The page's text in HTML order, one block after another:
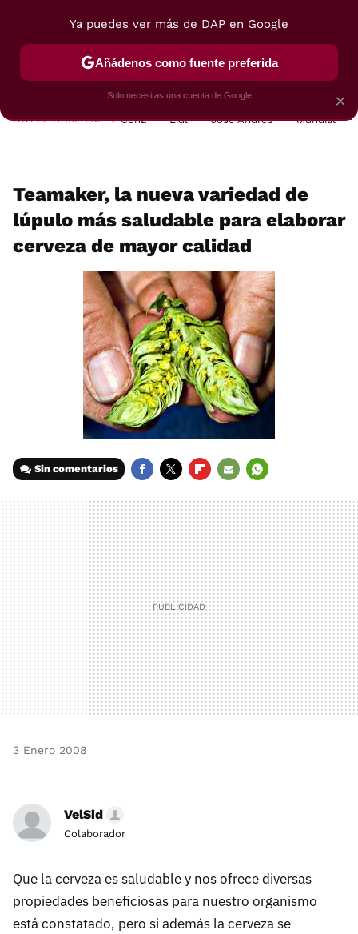
POSTRES VIAJES SELECCIÓN VEGUI
HOY SE HABLA DE Cena Lidl José Andrés Mundial
Teamaker, la nueva variedad de
lúpulo más saludable para elaborar
cerveza de mayor calidad
Sin comentarios
MAIL
3 Enero 2008
VelSid
Colaborador
Que la cerveza es saludable y nos ofrece diversas
propiedades beneficiosas para nuestro organismo
está constatado, pero si además la cerveza se
×
Ya puedes ver más de DAP en Google
Añádenos como fuente preferida
Solo necesitas una cuenta de Google